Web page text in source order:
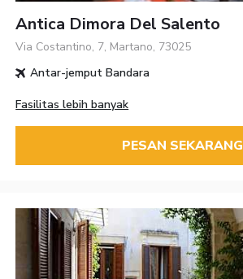
Antica Dimora Del Salento
Via Costantino, 7, Martano, 73025
Antar-jemput Bandara
Fasilitas lebih banyak
PESAN SEKARANG